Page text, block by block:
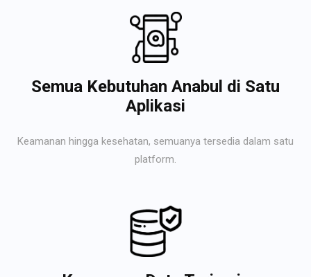
Semua Kebutuhan Anabul di Satu
Aplikasi
Keamanan hingga kesehatan, semuanya tersedia dalam satu
platform.